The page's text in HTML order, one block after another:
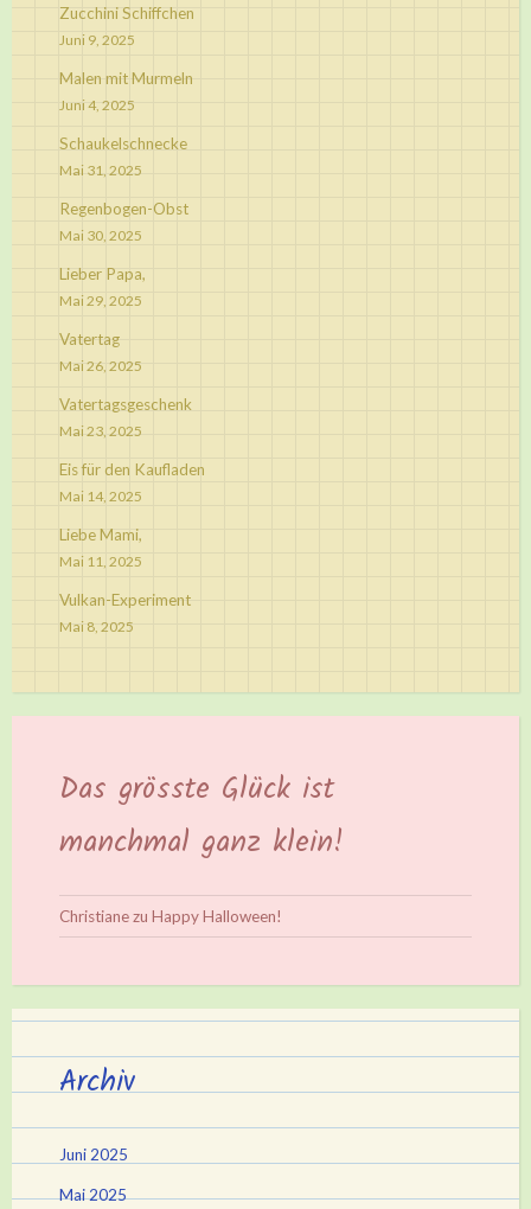
Zucchini Schiffchen
Juni 9, 2025
Malen mit Murmeln
Juni 4, 2025
Schaukelschnecke
Mai 31, 2025
Regenbogen-Obst
Mai 30, 2025
Lieber Papa,
Mai 29, 2025
Vatertag
Mai 26, 2025
Vatertagsgeschenk
Mai 23, 2025
Eis für den Kaufladen
Mai 14, 2025
Liebe Mami,
Mai 11, 2025
Vulkan-Experiment
Mai 8, 2025
Das grösste Glück ist
manchmal ganz klein!
Christianezu Happy Halloween!
Archiv
Juni 2025
Mai 2025